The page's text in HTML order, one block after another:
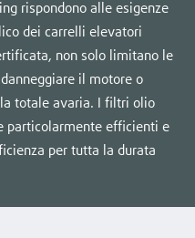
rispondono alle esigenze
dei carrelli elevatori
non solo limitano le
il motore o
totale avaria. I filtri olio
particolarmente efficienti e
per tutta la durata